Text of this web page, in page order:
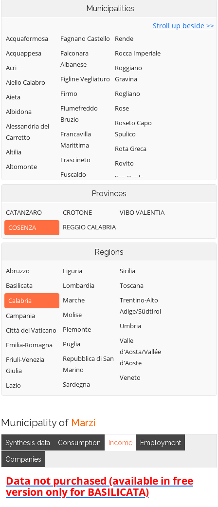
Municipalities
Stroll up beside >>
Acquaformosa
Acquappesa
Acri
Aiello Calabro
Aieta
Albidona
Alessandria del
Carretto
Altilia
Altomonte
Amantea
Aprigliano
Belmonte
Calabro
Bianchi
Bisignano
Bocchigliero
Bonifati
Buonvicino
Calopezzati
Cariati
Carolei
Carpanzano
Casali del Manco
Cassano all'Ionio
Castiglione
Fagnano Castello
Falconara
Albanese
Figline Vegliaturo
Firmo
Fiumefreddo
Bruzio
Francavilla
Marittima
Frascineto
Fuscaldo
Piemontese
Lago
Laino Castello
Lappano
Lattarico
Longobardi
Longobucco
Lungro
Luzzi
Mandatoriccio
Mangone
Marano
Principato
Marzi
Rende
Rocca Imperiale
Roggiano
Gravina
Rogliano
Rose
Roseto Capo
Spulico
Rota Greca
Rovito
San Basile
San Benedetto
Albanese
San Demetrio
Corone
San Donato di
San Giorgio
Albanese
San Giovanni in
Fiore
San Lorenzo
Vallo
Argentano
San Nicola Arcella
San Pietro in
Provinces
CATANZARO
COSENZA
CROTONE
REGGIO CALABRIA
VIBO VALENTIA
Regions
Abruzzo
Basilicata
Calabria
Campania
Città del Vaticano
Emilia-Romagna
Friuli-Venezia
Giulia
Lazio
Liguria
Lombardia
Marche
Molise
Piemonte
Puglia
Repubblica di San
Marino
Sardegna
Sicilia
Toscana
Trentino-Alto
Adige/Südtirol
Umbria
Valle
d'Aosta/Vallée
d'Aoste
Veneto
Municipality of Marzi
Synthesis data Consumption Income Employment
Companies
Data not purchased (available in free
version only for BASILICATA)